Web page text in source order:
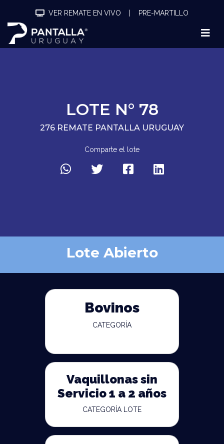
VER REMATE EN VIVO PRE-MARTILLO
LOTE N° 78
276 REMATE PANTALLA URUGUAY
Comparte el lote
Lote Abierto
Bovinos
CATEGORÍA
Vaquillonas sin
Servicio 1 a 2 años
CATEGORÍA LOTE